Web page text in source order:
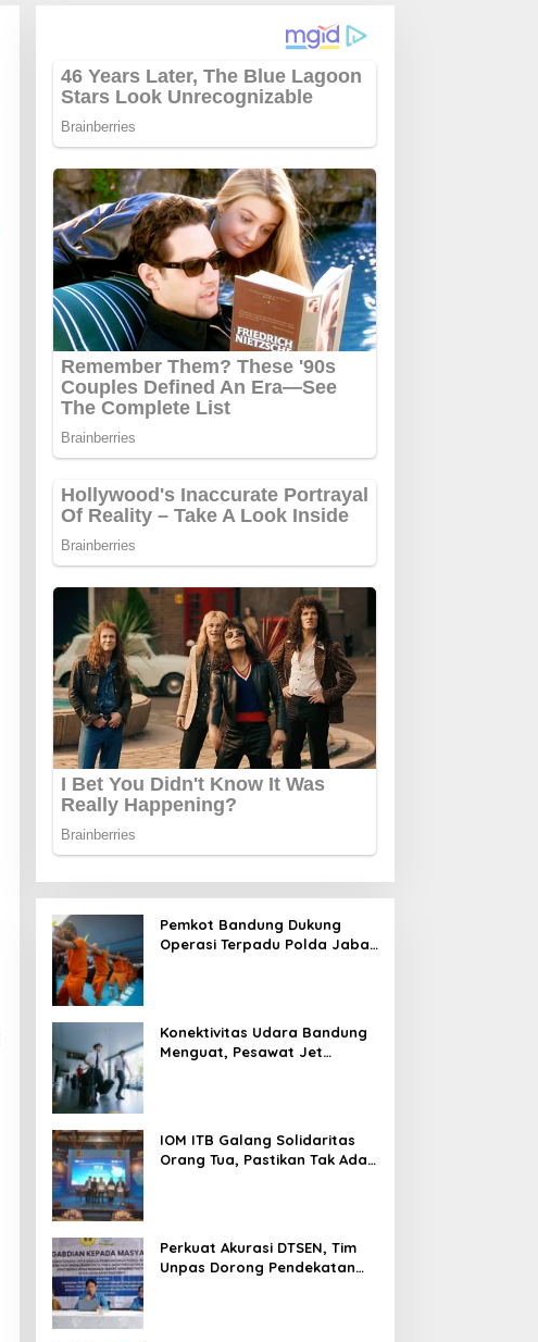
Pemkot Bandung Dukung
Operasi Terpadu Polda Jabar
Konektivitas Udara Bandung
Menguat, Pesawat Jet
IOM ITB Galang Solidaritas
Orang Tua, Pastikan Tak Ada
Perkuat Akurasi DTSEN, Tim
Unpas Dorong Pendekatan